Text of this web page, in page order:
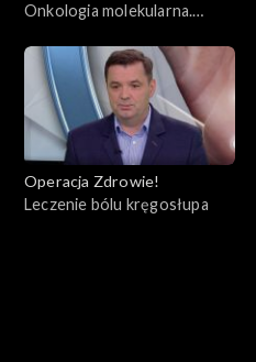
Onkologia molekularna.
Operacja Zdrowie!
Leczenie bólu kręgosłupa